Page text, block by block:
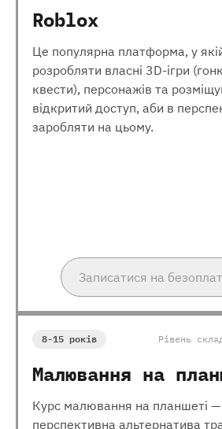
Roblox
Це популярна платформа, у
розробляти власні 3D-ігри
квести), персонажів та
відкритий доступ, аби в
заробляти на цьому.
Записатися на
8-15 років Рівень
Малювання на
Курс малювання на планшеті
перспективна альтернатива